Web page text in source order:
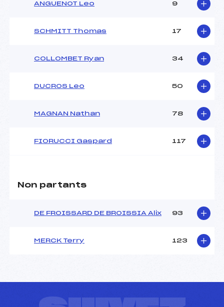
ANGUENOT Leo 9
SCHMITT Thomas 17
COLLOMBET Ryan 34
DUCROS Leo 50
MAGNAN Nathan 78
FIORUCCI Gaspard 117
Non partants
DE FROISSARD DE BROISSIA Alix 93
MERCK Terry 123